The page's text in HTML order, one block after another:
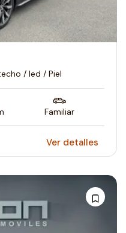
/ led / Piel
Familiar
Ver detalles